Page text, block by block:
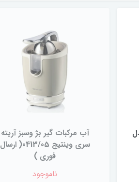
آب مرکبات گیر بژ وسبز آریته
سری وینتیج 0413/05( ارسال
فوری )
ناموجود